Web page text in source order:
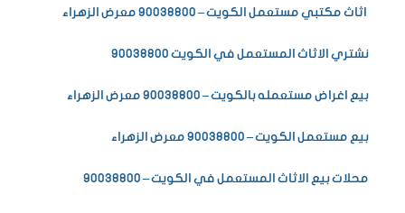
اثاث مكتبي مستعمل الكويت – 90038800 معرض الزهراء
نشتري الاثاث المستعمل في الكويت 90038800
بيع اغراض مستعمله بالكويت – 90038800 معرض الزهراء
بيع مستعمل الكويت – 90038800 معرض الزهراء
محلات بيع الاثاث المستعمل في الكويت – 90038800